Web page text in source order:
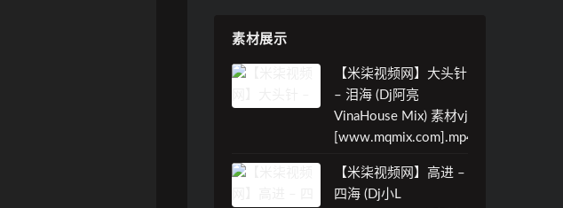
素材展示
【米柒视频网】大头针
– 泪海 (Dj阿亮
VinaHouse Mix) 素材vj
[www.mqmix.com].mp4
【米柒视频网】高进 –
四海 (Dj小L